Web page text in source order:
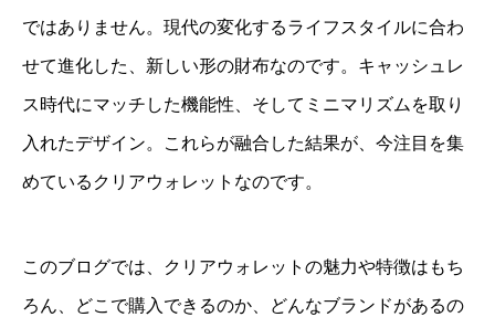
ではありません。現代の変化するライフスタイルに合わ
せて進化した、新しい形の財布なのです。キャッシュレ
ス時代にマッチした機能性、そしてミニマリズムを取り
入れたデザイン。これらが融合した結果が、今注目を集
めているクリアウォレットなのです。
このブログでは、クリアウォレットの魅力や特徴はもち
ろん、どこで購入できるのか、どんなブランドがあるの